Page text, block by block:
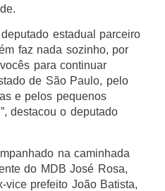
estadual parceiro
faz nada sozinho, por
para continuar
de São Paulo, pelo
e pelos pequenos
destacou o deputado
na caminhada
do MDB José Rosa,
vice prefeito João Batista,